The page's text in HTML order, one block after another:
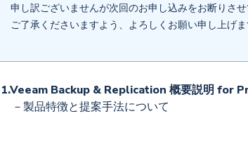
申し訳ございませんが次回のお申し込みをお断りさ
ご了承くださいますよう、よろしくお願い申し上げま
1.Veeam Backup & Replication 概要説明 for
－製品特徴と提案手法について